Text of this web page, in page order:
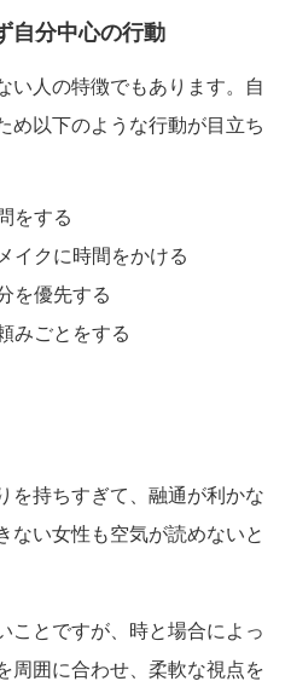
自分中心の行動
い人の特徴でもあります。自
め以下のような行動が目立ち
をする
イクに時間をかける
を優先する
みごとをする
を持ちすぎて、融通が利かな
ない女性も空気が読めないと
ことですが、時と場合によっ
周囲に合わせ、柔軟な視点を